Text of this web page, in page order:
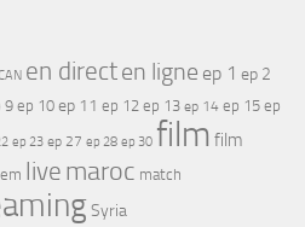
en directen ligne ep 1 ep 2
9 ep 10 ep 11 ep 12 ep 13 ep 14 ep 15 ep
ep 23 ep 27 ep 28 ep 30 film film
live maroc match
Syria